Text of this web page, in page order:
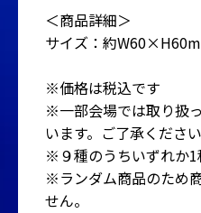
＜商品詳細＞
サイズ：約
※価格は税込です
※一部会場では取り扱
います。ご了承ください
※９種のうちいずれか1
※ランダム商品のため
せん。